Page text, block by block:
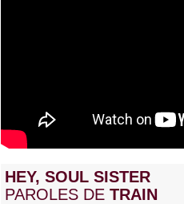
HEY, SOUL SISTER
PAROLES DE TRAIN